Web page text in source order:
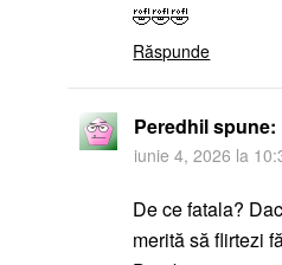
🤣🤣🤣
Răspunde
Peredhilspune:
iunie 4, 2026 la
De ce fatala?
merită să flirtezi